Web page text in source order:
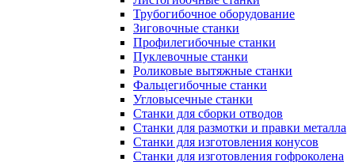
Трубогибочное оборудование
Зиговочные станки
Профилегибочные станки
Пуклевочные станки
Роликовые вытяжные станки
Фальцегибочные станки
Угловысечные станки
Станки для сборки отводов
Станки для размотки и правки металла
Станки для изготовления конусов
Станки для изготовления гофроколена